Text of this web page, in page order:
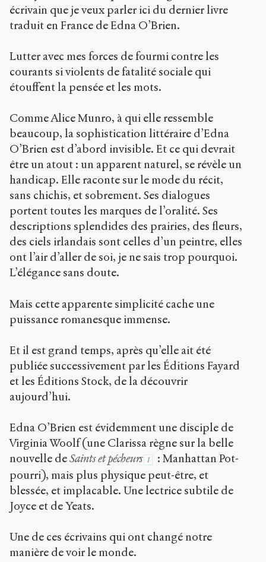
écrivain que je veux parler ici du dernier livre
traduit en France de Edna O’Brien.
Lutter avec mes forces de fourmi contre les
courants si violents de fatalité sociale qui
étouffent la pensée et les mots.
Comme Alice Munro, à qui elle ressemble
beaucoup, la sophistication littéraire d’Edna
O’Brien est d’abord invisible. Et ce qui devrait
être un atout : un apparent naturel, se révèle un
handicap. Elle raconte sur le mode du récit,
sans chichis, et sobrement. Ses dialogues
portent toutes les marques de l’oralité. Ses
descriptions splendides des prairies, des fleurs,
des ciels irlandais sont celles d’un peintre, elles
ont l’air d’aller de soi, je ne sais trop pourquoi.
L’élégance sans doute.
Mais cette apparente simplicité cache une
puissance romanesque immense.
Et il est grand temps, après qu’elle ait été
publiée successivement par les Éditions Fayard
et les Éditions Stock, de la découvrir
aujourd’hui.
Edna O’Brien est évidemment une disciple de
Virginia Woolf (une Clarissa règne sur la belle
nouvelle deSaints et pécheurs 1
: Manhattan Pot-
pourri), mais plus physique peut-être, et
blessée, et implacable. Une lectrice subtile de
Joyce et de Yeats.
Une de ces écrivains qui ont changé notre
manière de voir le monde.